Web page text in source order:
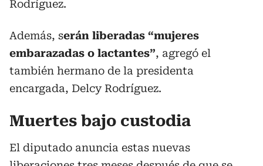
Rodríguez.
Además, serán liberadas “mujeres
embarazadas o lactantes”, agregó el
también hermano de la presidenta
encargada, Delcy Rodríguez.
Muertes bajo custodia
El diputado anuncia estas nuevas